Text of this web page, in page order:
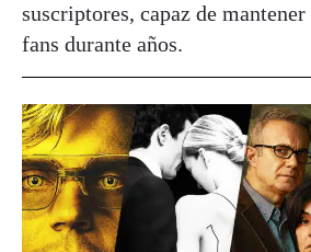
suscriptores, capaz de
fans durante años.